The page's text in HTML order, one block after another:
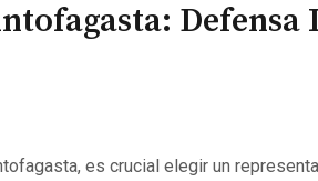
es crucial elegir un